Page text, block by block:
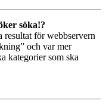
söka!?
resultat för webbservern
och var mer
kategorier som ska